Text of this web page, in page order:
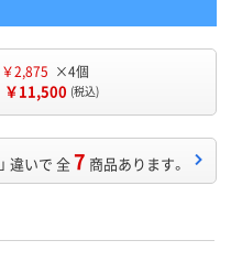
￥2,875 ×4個
￥11,500 (税込)
違いで 全7 商品あります。